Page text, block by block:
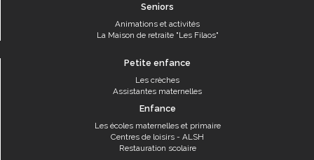
Seniors
Animations et activités
La Maison de retraite "Les Filaos"
Petite enfance
Les crèches
Assistantes maternelles
Enfance
Les écoles maternelles et primaire
Centres de loisirs - ALSH
Restauration scolaire